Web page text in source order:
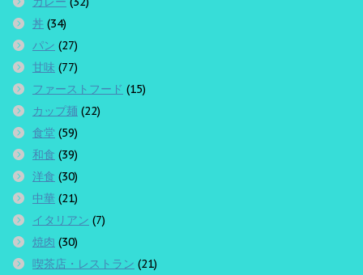
丼 (34)
パン (27)
甘味 (77)
ファーストフード (15)
カップ麺 (22)
食堂 (59)
和食 (39)
洋食 (30)
中華 (21)
イタリアン (7)
焼肉 (30)
喫茶店・レストラン (21)